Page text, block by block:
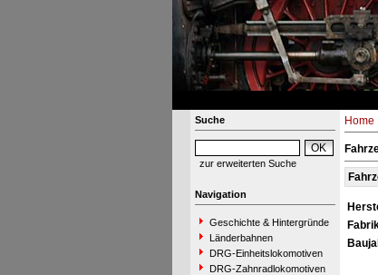
Suche
zur erweiterten Suche
Navigation
Geschichte & Hintergründe
Länderbahnen
DRG-Einheitslokomotiven
DRG-Zahnradlokomotiven
Home